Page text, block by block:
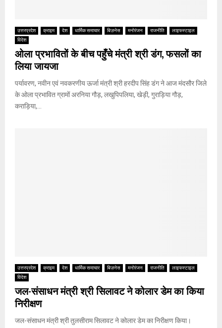
उत्तरप्रदेश क्राइम देश धार्मिक समाचार बिज़नेस मनोरंजन राजनीति
लाइफस्टाइल
विदेश
ओला प्रभावितों के बीच पहुँचे मंत्री श्री डंग, फसलों का
लिया जायजा
पर्यावरण, नवीन एवं नवकरणीय ऊर्जा मंत्री श्री हरदीप सिंह डंग ने आज मंदसौर जिले
के ओला प्रभावित ग्रामों अरनिया गौड़, लखुपिपलिया, खेड़ी, गुराड़िया गौड़,
कराड़िया,...
उत्तरप्रदेश क्राइम देश धार्मिक समाचार बिज़नेस मनोरंजन राजनीति
लाइफस्टाइल
विदेश
जल-संसाधन मंत्री श्री सिलावट ने कोलार डेम का किया
निरीक्षण
जल-संसाधन मंत्री श्री तुलसीराम सिलावट ने कोलार डेम का निरीक्षण किया।